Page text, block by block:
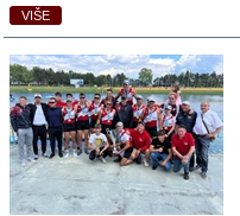
VIŠE